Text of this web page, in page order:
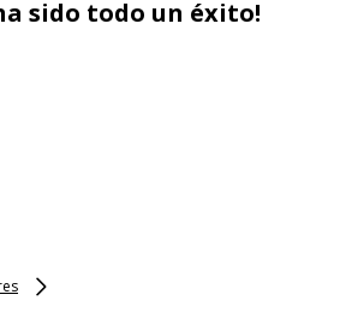
sido todo un éxito!